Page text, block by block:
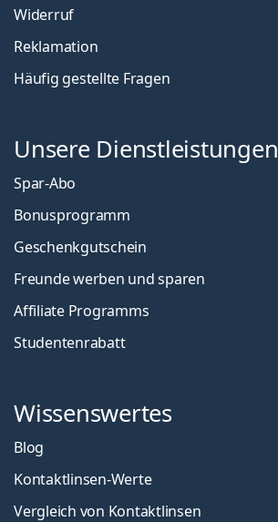
Widerruf
Reklamation
Häufig gestellte Fragen
Unsere Dienstleistungen
Spar-Abo
Bonusprogramm
Geschenkgutschein
Freunde werben und sparen
Affiliate Programms
Studentenrabatt
Wissenswertes
Blog
Kontaktlinsen-Werte
Vergleich von Kontaktlinsen